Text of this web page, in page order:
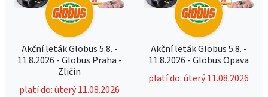
Akční leták Globus 5.8. -
11.8.2026 - Globus Praha -
Zličín
platí do: úterý 11.08.2026
Akční leták Globus 5.8. -
11.8.2026 - Globus Opava
platí do: úterý 11.08.2026